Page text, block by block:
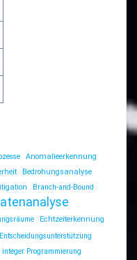
Anomalieerkennung
Bedrohungsanalyse
Branch-and-Bound
Echtzeiterkennung
Entscheidungsunterstützung
integer Programmierung